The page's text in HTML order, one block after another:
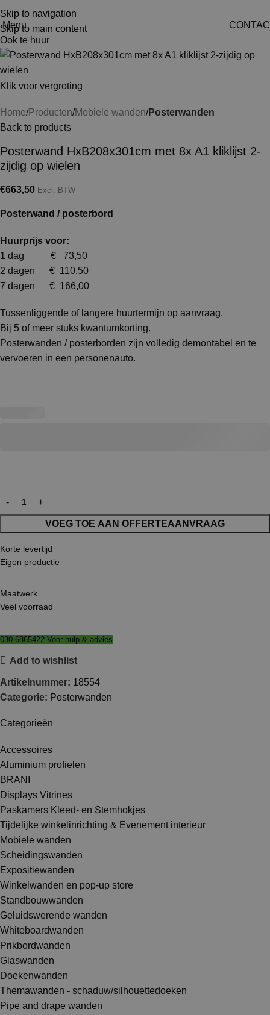
Skip to navigation
Skip to main content
Menu
Categorieën
Accessoires
Aluminium profielen
BRANI
Displays Vitrines
Paskamers Kleed- en Stemhokjes
Tijdelijke winkelinrichting & Evenement interieur
Mobiele wanden
Scheidingswanden
Expositiewanden
Winkelwanden en pop-up store
Standbouwwanden
Geluidswerende wanden
Whiteboardwanden
Prikbordwanden
Glaswanden
Doekenwanden
Themawanden - schaduw/silhouettedoeken
Pipe and drape wanden
Ook te huur
Klik voor vergroting
Home Producten Mobiele wanden Posterwanden
Back to products
Posterwand HxB208x301cm met 8x A1 kliklijst 2-
zijdig op wielen
€663,50 Excl. BTW
Posterwand / posterbord
Huurprijs voor:
1 dag € 73,50
2 dagen € 110,50
7 dagen € 166,00
Tussenliggende of langere huurtermijn op aanvraag.
Bij 5 of meer stuks kwantumkorting.
Posterwanden / posterborden zijn volledig demontabel en te
vervoeren in een personenauto.
VOEG TOE AAN OFFERTEAANVRAAG
Korte levertijd
Eigen productie
Maatwerk
Veel voorraad
030-6865422 Voor hulp & advies
Add to wishlist
Artikelnummer: 18554
Categorie: Posterwanden